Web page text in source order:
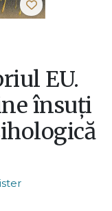
EU.
însuți